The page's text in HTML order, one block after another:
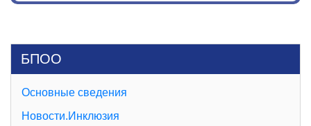
БПОО
Основные сведения
Новости.Инклюзия